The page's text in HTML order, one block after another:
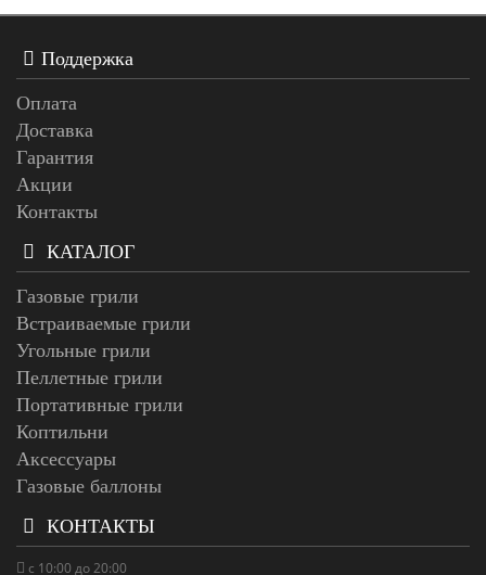
Поддержка
Оплата
Доставка
Гарантия
Акции
Контакты
КАТАЛОГ
Газовые грили
Встраиваемые грили
Угольные грили
Пеллетные грили
Портативные грили
Коптильни
Аксессуары
Газовые баллоны
КОНТАКТЫ
с 10:00 до 20:00